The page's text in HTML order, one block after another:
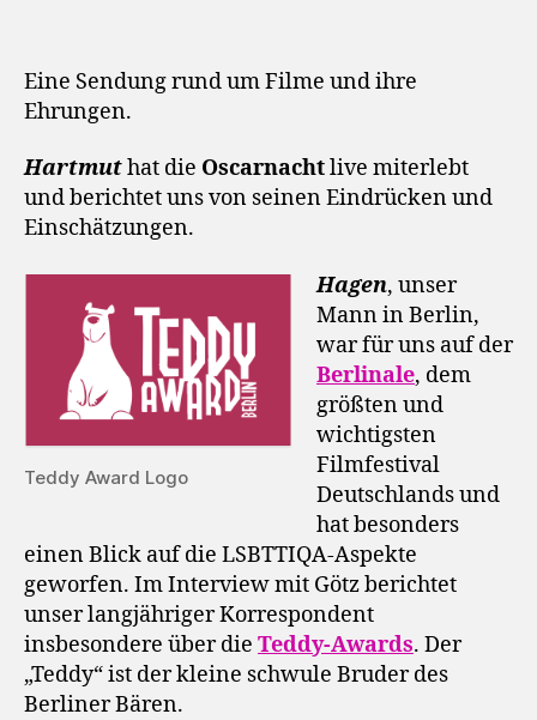
Eine Sendung rund um Filme und ihre
Ehrungen.
Hartmuthat die Oscarnachtlive miterlebt
und berichtet uns von seinen Eindrücken und
Einschätzungen.
Teddy Award Logo
Hagen, unser
Mann in Berlin,
war für uns auf der
Berlinale, dem
größten und
wichtigsten
Filmfestival
Deutschlands und
hat besonders
einen Blick auf die LSBTTIQA-Aspekte
geworfen. Im Interview mit Götz berichtet
unser langjähriger Korrespondent
insbesondere über die Teddy-Awards. Der
„Teddy“ ist der kleine schwule Bruder des
Berliner Bären.